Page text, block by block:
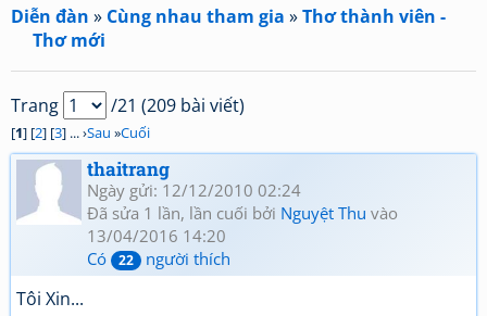
Diễn đàn » Cùng nhau tham gia »Thơ thành viên -
Thơ mới
Trang /21 (209 bài viết)
[1] [2] [3] ... ›Sau »Cuối
thaitrang
Ngày gửi: 12/12/2010 02:24
Đã sửa 1 lần, lần cuối bởi Nguyệt Thu vào
13/04/2016 14:20
Có
22 người thích
Tôi Xin...